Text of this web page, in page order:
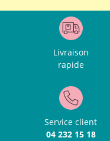
Livraison
rapide
Service client
04 232 15 18